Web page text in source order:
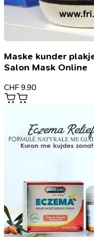
Maske kunder
Salon Mask Online
CHF 9.90